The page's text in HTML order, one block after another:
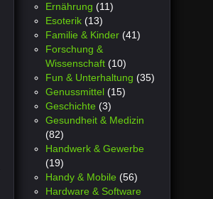
Ernährung (11)
Esoterik (13)
Familie & Kinder (41)
Forschung &
Wissenschaft (10)
Fun & Unterhaltung (35)
Genussmittel (15)
Geschichte (3)
Gesundheit & Medizin
(82)
Handwerk & Gewerbe
(19)
Handy & Mobile (56)
Hardware & Software